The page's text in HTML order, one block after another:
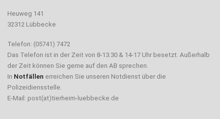
Heuweg 141
32312 Lübbecke
Telefon: (05741) 7472
Das Telefon ist in der Zeit von 8-13.30 & 14-17 Uhr besetzt. Außerhalb
der Zeit können Sie gerne auf den AB sprechen.
In Notfällen erreichen Sie unseren Notdienst über die
Polizeidiensstelle.
E-Mail: post(at)tierheim-luebbecke.de